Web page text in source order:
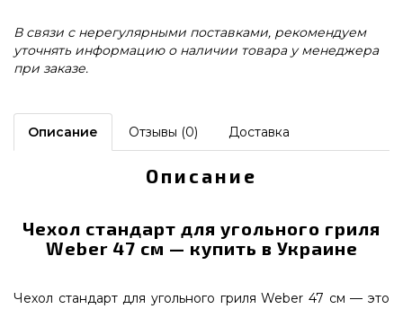
В связи с нерегулярными поставками, рекомендуем
уточнять информацию о наличии товара у менеджера
при заказе.
Описание Отзывы (0) Доставка
Описание
Чехол стандарт для угольного гриля
Weber 47 см — купить в Украине
Чехол стандарт для угольного гриля Weber 47 см — это